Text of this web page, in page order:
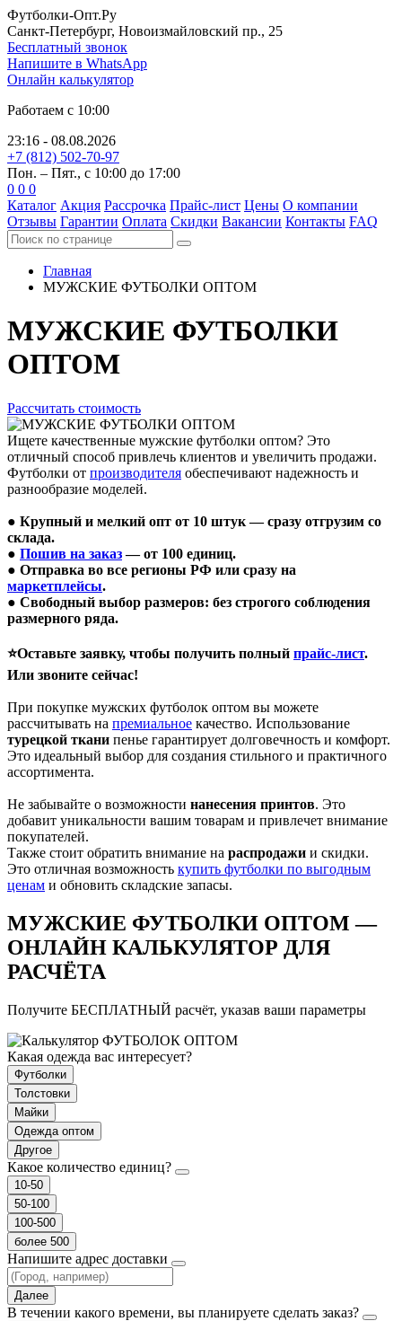
Футболки-Опт.Ру
Санкт-Петербург, Новоизмайловский пр., 25
Бесплатный звонок
Напишите в WhatsApp
Онлайн калькулятор
Работаем с 10:00
23:16 - 08.08.2026
+7 (812) 502-70-97
Пон. – Пят., с 10:00 до 17:00
0 0 0
Каталог Акция Рассрочка Прайс-лист Цены О компании
Отзывы Гарантии Оплата Скидки Вакансии Контакты FAQ
Главная
МУЖСКИЕ ФУТБОЛКИ ОПТОМ
МУЖСКИЕ ФУТБОЛКИ
ОПТОМ
Рассчитать стоимость
Ищете качественные мужские футболки оптом? Это
отличный способ привлечь клиентов и увеличить продажи.
Футболки от производителя обеспечивают надежность и
разнообразие моделей.
● Крупный и мелкий опт от 10 штук — сразу отгрузим со
склада.
● Пошив на заказ— от 100 единиц.
● Отправка во все регионы РФ или сразу на
маркетплейсы.
● Свободный выбор размеров: без строгого соблюдения
размерного ряда.
⭐Оставьте заявку, чтобы получить полный прайс-лист.
Или звоните сейчас!
При покупке мужских футболок оптом вы можете
рассчитывать на премиальное качество. Использование
турецкой ткани пенье гарантирует долговечность и комфорт.
Это идеальный выбор для создания стильного и практичного
ассортимента.
Не забывайте о возможности нанесения принтов. Это
добавит уникальности вашим товарам и привлечет внимание
покупателей.
Также стоит обратить внимание на распродажи и скидки.
Это отличная возможность купить футболки по выгодным
ценам и обновить складские запасы.
МУЖСКИЕ ФУТБОЛКИ ОПТОМ —
ОНЛАЙН КАЛЬКУЛЯТОР ДЛЯ
РАСЧЁТА
Получите БЕСПЛАТНЫЙ расчёт, указав ваши параметры
Какая одежда вас интересует?
Футболки
Толстовки
Майки
Одежда оптом
Другое
Какое количество единиц?
10-50
50-100
100-500
более 500
Напишите адрес доставки
Далее
В течении какого времени, вы планируете сделать заказ?